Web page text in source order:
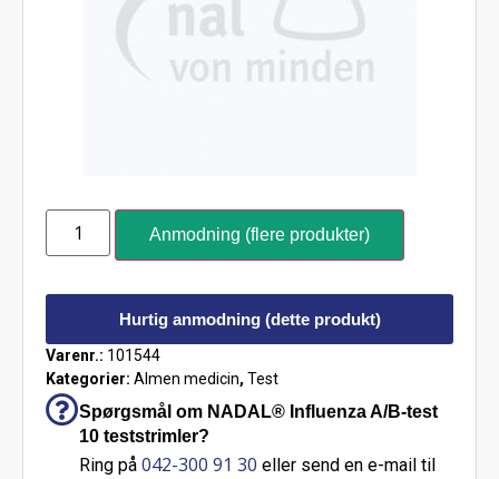
Anmodning (flere produkter)
Hurtig anmodning (dette produkt)
Varenr.: 101544
Kategorier: Almen medicin, Test
Spørgsmål om NADAL® Influenza A/B-test
10 teststrimler?
Ring på 042-300 91 30 eller send en e-mail til